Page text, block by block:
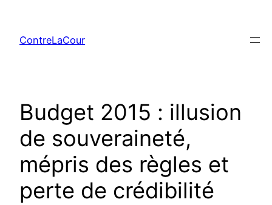
contenu
ContreLaCour
Budget 2015 : illusion
de souveraineté,
mépris des règles et
perte de crédibilité